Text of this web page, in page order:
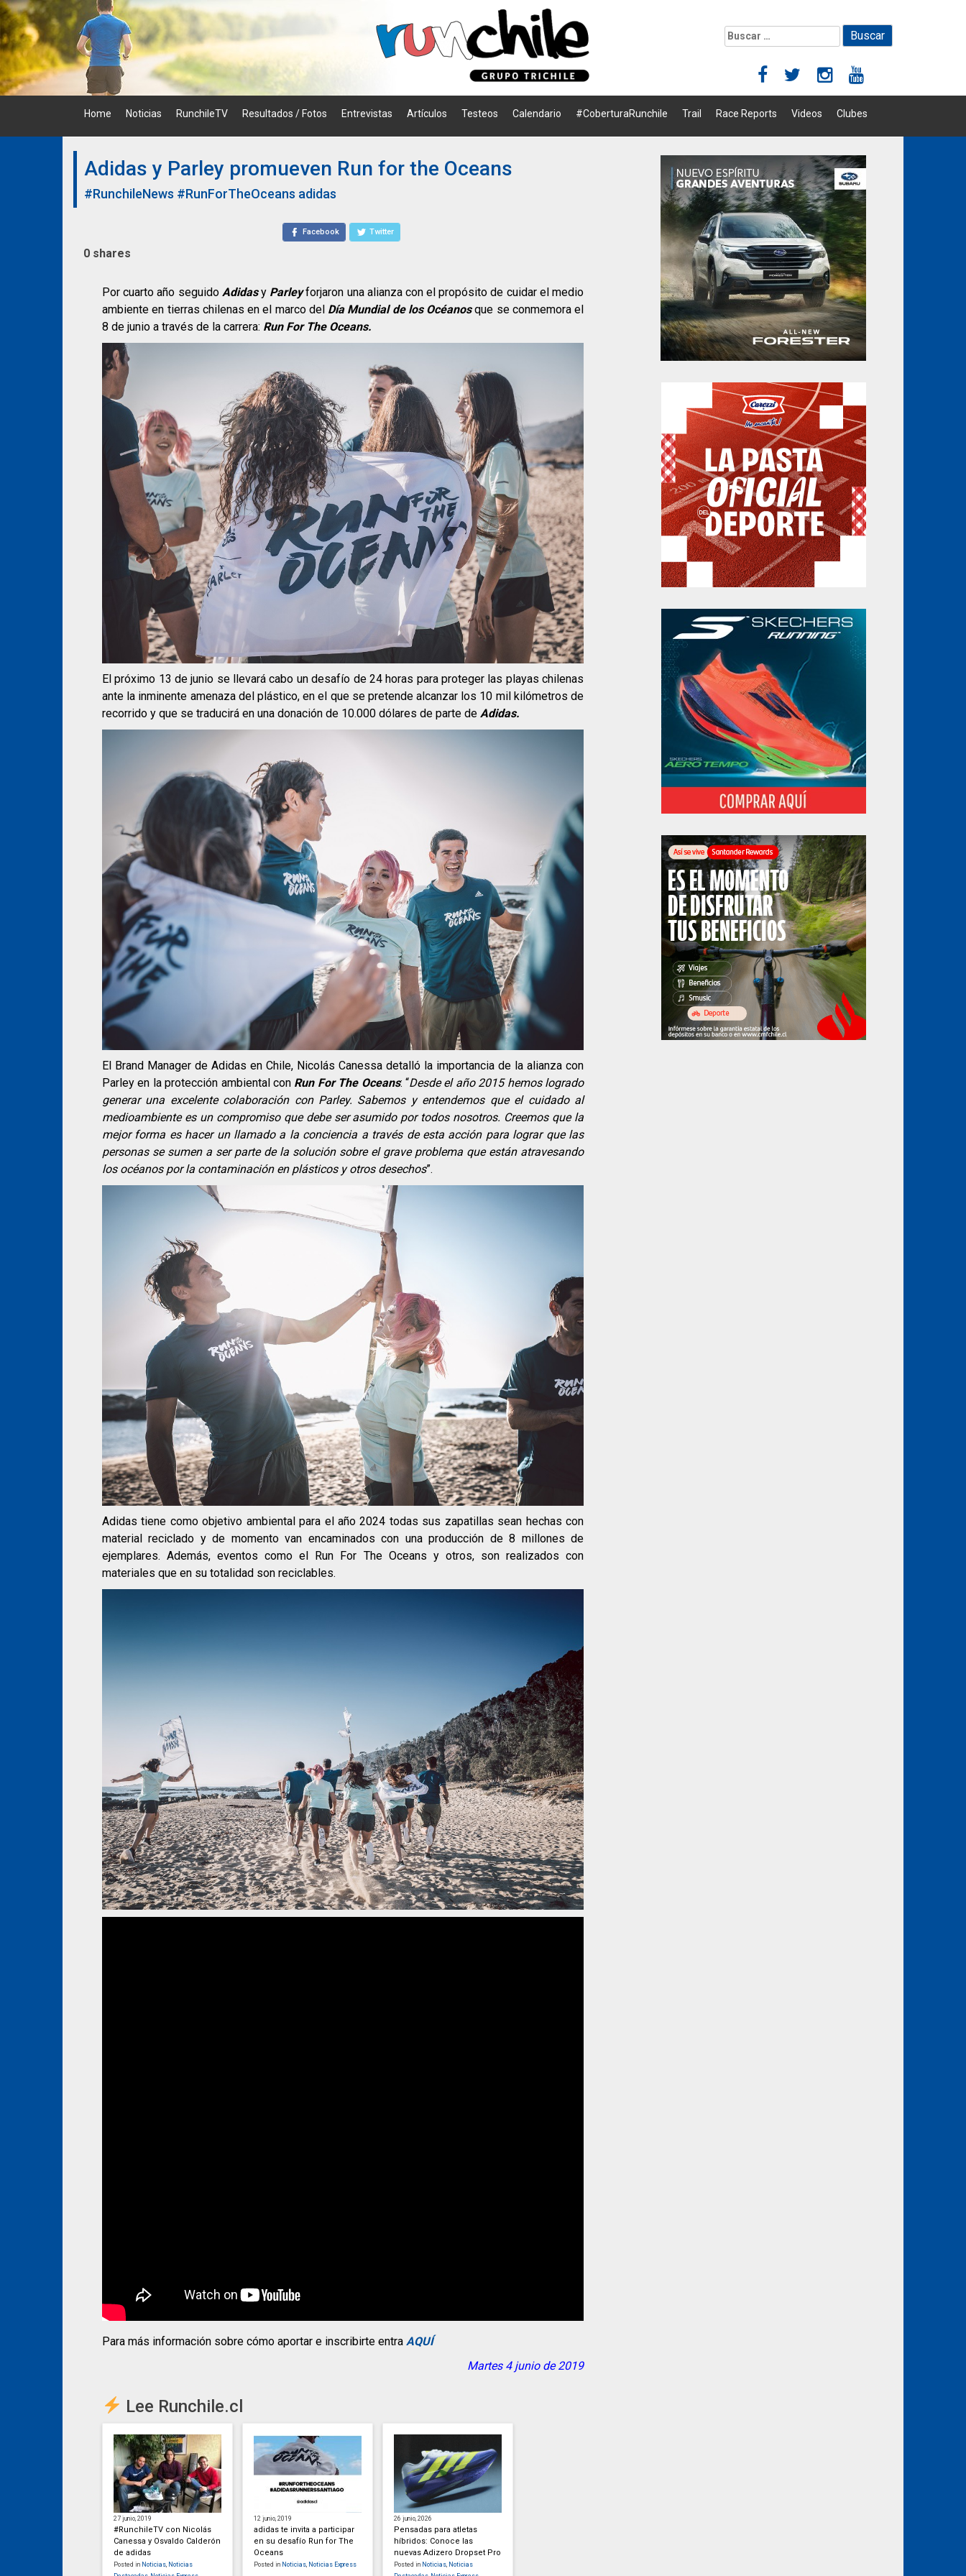
Skip
to
content
Buscar:
Home Noticias RunchileTV Resultados / Fotos Entrevistas Artículos Testeos Calendario #CoberturaRunchile Trail Race Reports Videos Clubes
Adidas y Parley promueven Run for the Oceans
#RunchileNews #RunForTheOceans adidas
Facebook Twitter
0 shares
Por cuarto año seguido Adidasy Parleyforjaron una alianza con el propósito de cuidar el medio
ambiente en tierras chilenas en el marco del Día Mundial de los Océanosque se conmemora el
8 de junio a través de la carrera: Run For The Oceans.
El próximo 13 de junio se llevará cabo un desafío de 24 horas para proteger las playas chilenas
ante la inminente amenaza del plástico, en el que se pretende alcanzar los 10 mil kilómetros de
recorrido y que se traducirá en una donación de 10.000 dólares de parte de Adidas.
El Brand Manager de Adidas en Chile, Nicolás Canessa detalló la importancia de la alianza con
Parley en la protección ambiental con Run For The Oceans: “Desde el año 2015 hemos logrado
generar una excelente colaboración con Parley. Sabemos y entendemos que el cuidado al
medioambiente es un compromiso que debe ser asumido por todos nosotros. Creemos que la
mejor forma es hacer un llamado a la conciencia a través de esta acción para lograr que las
personas se sumen a ser parte de la solución sobre el grave problema que están atravesando
los océanos por la contaminación en plásticos y otros desechos”.
Adidas tiene como objetivo ambiental para el año 2024 todas sus zapatillas sean hechas con
material reciclado y de momento van encaminados con una producción de 8 millones de
ejemplares. Además, eventos como el Run For The Oceans y otros, son realizados con
materiales que en su totalidad son reciclables.
Para más información sobre cómo aportar e inscribirte entra AQUÍ
Martes 4 junio de 2019
Lee Runchile.cl
27 junio, 2019
#RunchileTV con Nicolás
Canessa y Osvaldo Calderón
de adidas
Posted in Noticias, Noticias
12 junio, 2019
adidas te invita a participar
en su desafío Run for The
Oceans
Posted in Noticias, Noticias Express
26 junio, 2026
Pensadas para atletas
híbridos: Conoce las
nuevas Adizero Dropset Pro
Posted in Noticias, Noticias